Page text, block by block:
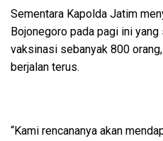
Sementara Kapolda Jatim
Bojonegoro pada pagi ini
vaksinasi sebanyak 800
berjalan terus.
“Kami rencananya akan